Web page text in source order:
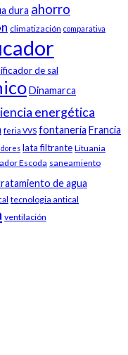
dura ahorro
climatización comparativa
de sal
Dinamarca
energética
feria VVS fontanería Francia
lata filtrante Lituania
Escoda saneamiento
de agua
tecnologia antical
ventilación